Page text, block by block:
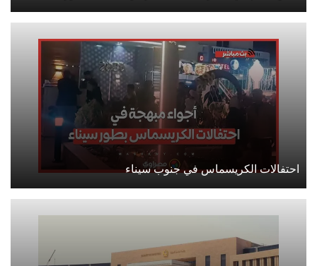
احتفالات الكريسماس في جنوب سيناء